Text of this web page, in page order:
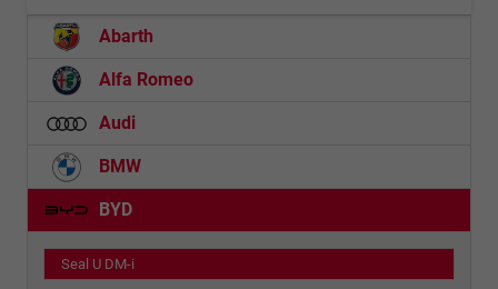
Abarth
Alfa Romeo
Audi
BMW
BYD
Seal U DM-i